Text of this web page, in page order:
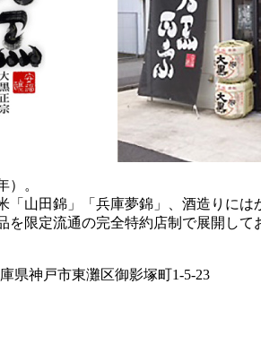
）。
「山田錦」「兵庫夢錦」、酒造りに
を限定流通の完全特約店制で展開して
県神戸市東灘区御影塚町1-5-23